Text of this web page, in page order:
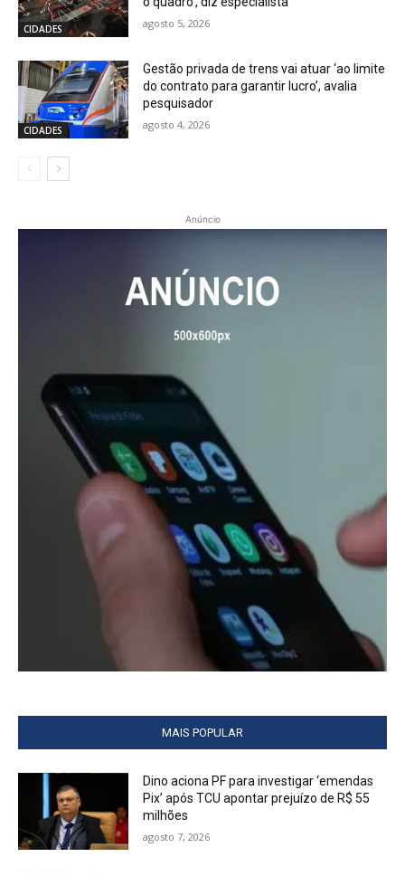
CIDADES agosto 5, 2026
CIDADES
Gestão privada de trens vai atuar ‘ao limite
do contrato para garantir lucro’, avalia
pesquisador
agosto 4, 2026
Anúncio
MAIS POPULAR
Dino aciona PF para investigar ‘emendas
Pix’ após TCU apontar prejuízo de R$ 55
milhões
agosto 7, 2026